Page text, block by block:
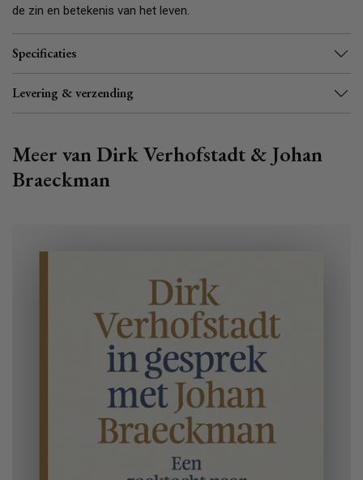
de zin en betekenis van het leven.
Specificaties
Levering & verzending
Meer van Dirk Verhofstadt & Johan
Braeckman